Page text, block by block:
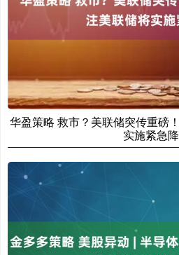
华盈策略 救市？美联储突传重磅
实施紧急